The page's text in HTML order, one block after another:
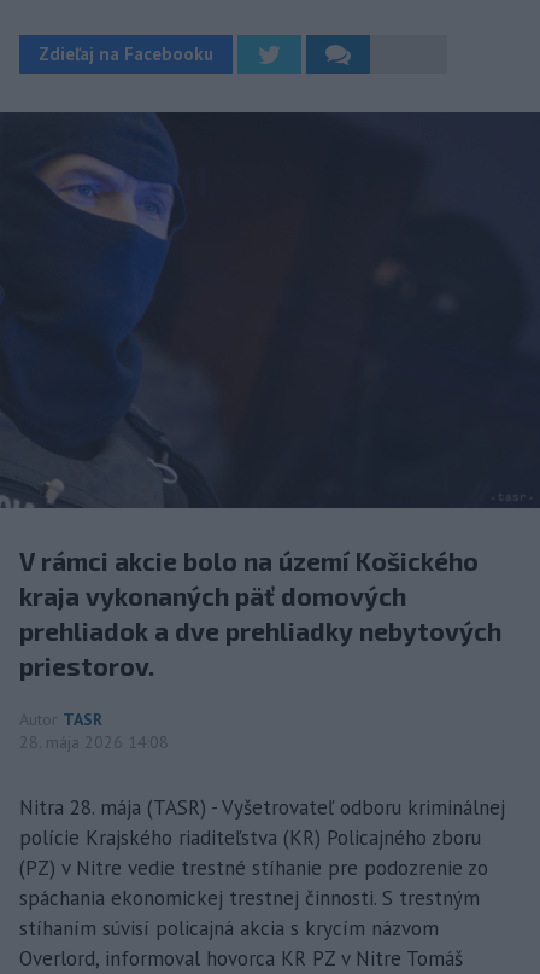
Zdieľaj na Facebooku
V rámci akcie bolo na území Košického
kraja vykonaných päť domových
prehliadok a dve prehliadky nebytových
priestorov.
Autor TASR
28. mája 2026 14:08
Nitra 28. mája (TASR) - Vyšetrovateľ odboru kriminálnej
polície Krajského riaditeľstva (KR) Policajného zboru
(PZ) v Nitre vedie trestné stíhanie pre podozrenie zo
spáchania ekonomickej trestnej činnosti. S trestným
stíhaním súvisí policajná akcia s krycím názvom
Overlord, informoval hovorca KR PZ v Nitre Tomáš